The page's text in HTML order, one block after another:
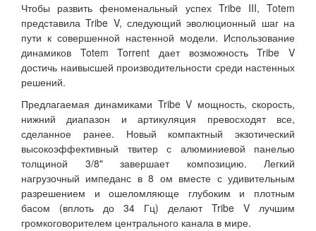
Чтобы развить феноменальный успех Tribe III, Totem
представила Tribe V, следующий эволюционный шаг на
пути к совершенной настенной модели. Использование
динамиков Totem Torrent дает возможность Tribe V
достичь наивысшей производительности среди настенных
решений.
Предлагаемая динамиками Tribe V мощность, скорость,
нижний диапазон и артикуляция превосходят все,
сделанное ранее. Новый компактный экзотический
высокоэффективный твитер с алюминиевой панелью
толщиной 3/8" завершает композицию. Легкий
нагрузочный импеданс в 8 ом вместе с удивительным
разрешением и ошеломляюще глубоким и плотным
басом (вплоть до 34 Гц) делают Tribe V лучшим
громкоговорителем центрального канала в мире.